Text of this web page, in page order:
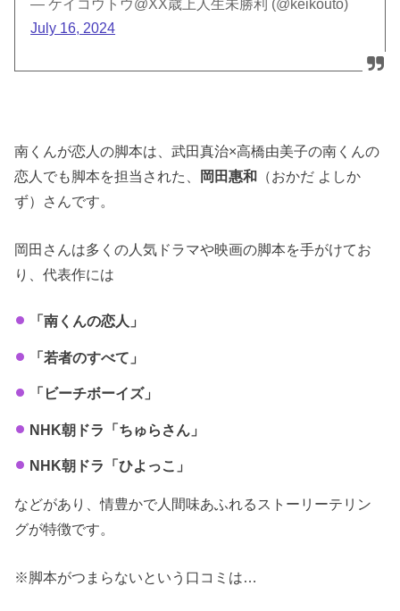
— ケイコウトウ@XX歳上人生未勝利 (@keikouto)
July 16, 2024
南くんが恋人の脚本は、武田真治×高橋由美子の南くんの
恋人でも脚本を担当された、
岡田惠和 （おかだ よしか
ず）さんです。
岡田さんは多くの人気ドラマや映画の脚本を手がけてお
り、代表作には
「南くんの恋人」
「若者のすべて」
「ビーチボーイズ」
NHK朝ドラ「ちゅらさん」
NHK朝ドラ「ひよっこ」
などがあり、情豊かで人間味あふれるストーリーテリン
グが特徴です。
※脚本がつまらないという口コミは…